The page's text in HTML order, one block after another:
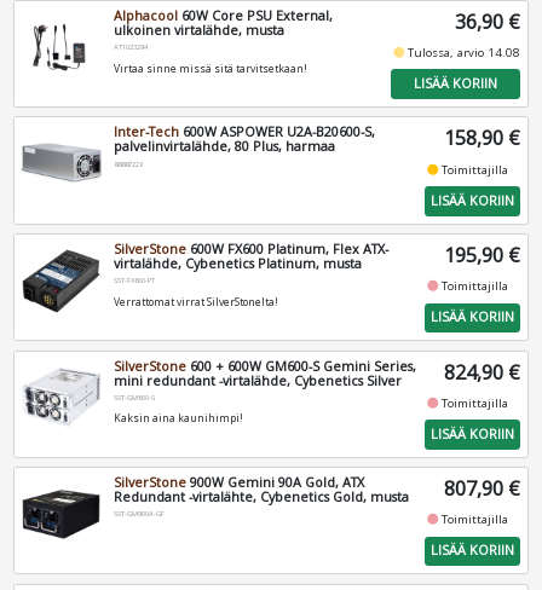
Alphacool 60W Core PSU External,
ulkoinen virtalähde, musta
AT1023294
Virtaa sinne missä sitä tarvitsetkaan!
36,90 €
fiber_manual_recordTulossa, arvio 14.08
LISÄÄ KORIIN
Inter-Tech 600W ASPOWER U2A-B20600-S,
palvelinvirtalähde, 80 Plus, harmaa
88887228
158,90 €
fiber_manual_recordToimittajilla
LISÄÄ KORIIN
SilverStone 600W FX600 Platinum, Flex ATX-
virtalähde, Cybenetics Platinum, musta
SST-FX600-PT
Verrattomat virrat SilverStonelta!
195,90 €
fiber_manual_recordToimittajilla
LISÄÄ KORIIN
SilverStone 600 + 600W GM600-S Gemini Series,
mini redundant -virtalähde, Cybenetics Silver
SST-GM600-S
Kaksin aina kaunihimpi!
824,90 €
fiber_manual_recordToimittajilla
LISÄÄ KORIIN
SilverStone 900W Gemini 90A Gold, ATX
Redundant -virtalähte, Cybenetics Gold, musta
SST-GM900A-GF
807,90 €
fiber_manual_recordToimittajilla
LISÄÄ KORIIN